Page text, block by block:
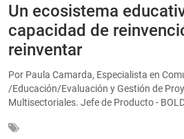
Un ecosistema
capacidad de
reinventar
Por Paula Camarda, Especialista en
/Educación/Evaluación y Gestión de
Multisectoriales. Jefe de Producto -